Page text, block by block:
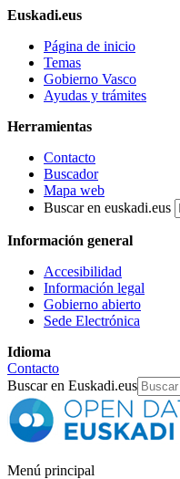
Euskadi.eus
Página de inicio
Temas
Gobierno Vasco
Ayudas y trámites
Herramientas
Contacto
Buscador
Mapa web
Buscar en euskadi.eus
Información general
Accesibilidad
Información legal
Gobierno abierto
Sede Electrónica
Idioma
Contacto
Buscar en Euskadi.eus
Menú principal